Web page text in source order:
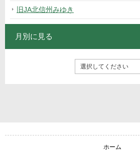
旧JA北信州みゆき
月別に見る
サイトナビゲーション
ホーム